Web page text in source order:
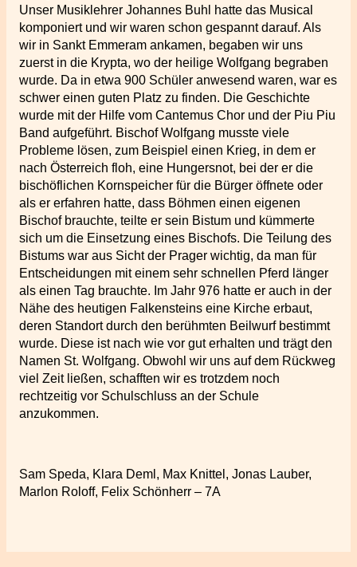
Unser Musiklehrer Johannes Buhl hatte das Musical
komponiert und wir waren schon gespannt darauf. Als
wir in Sankt Emmeram ankamen, begaben wir uns
zuerst in die Krypta, wo der heilige Wolfgang begraben
wurde. Da in etwa 900 Schüler anwesend waren, war es
schwer einen guten Platz zu finden. Die Geschichte
wurde mit der Hilfe vom Cantemus Chor und der Piu Piu
Band aufgeführt. Bischof Wolfgang musste viele
Probleme lösen, zum Beispiel einen Krieg, in dem er
nach Österreich floh, eine Hungersnot, bei der er die
bischöflichen Kornspeicher für die Bürger öffnete oder
als er erfahren hatte, dass Böhmen einen eigenen
Bischof brauchte, teilte er sein Bistum und kümmerte
sich um die Einsetzung eines Bischofs. Die Teilung des
Bistums war aus Sicht der Prager wichtig, da man für
Entscheidungen mit einem sehr schnellen Pferd länger
als einen Tag brauchte. Im Jahr 976 hatte er auch in der
Nähe des heutigen Falkensteins eine Kirche erbaut,
deren Standort durch den berühmten Beilwurf bestimmt
wurde. Diese ist nach wie vor gut erhalten und trägt den
Namen St. Wolfgang. Obwohl wir uns auf dem Rückweg
viel Zeit ließen, schafften wir es trotzdem noch
rechtzeitig vor Schulschluss an der Schule
anzukommen.
Sam Speda, Klara Deml, Max Knittel, Jonas Lauber,
Marlon Roloff, Felix Schönherr – 7A